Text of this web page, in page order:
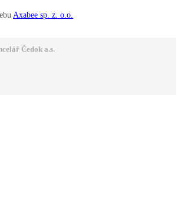
Axabee sp. z. o.o.
Čedok a.s.